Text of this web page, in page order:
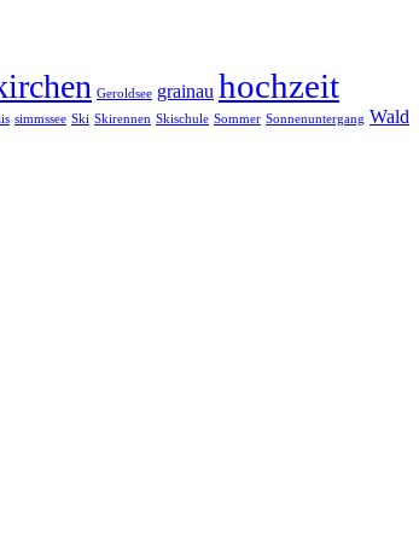
Geroldsee grainau hochzeit
simmssee Ski Skirennen Skischule Sommer Sonnenuntergang Wald